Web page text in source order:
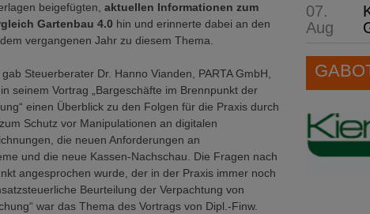
beigefügten, aktuellen Informationen zum
Gartenbau 4.0 hin und erinnerte dabei an den
vergangenen Jahr zu diesem Thema.
Steuerberater Dr. Hanno Vianden, PARTA GmbH,
seinem Vortrag „Bargeschäfte im Brennpunkt der
einen Überblick zu den Folgen für die Praxis durch
Schutz vor Manipulationen an digitalen
die neuen Anforderungen an
und die neue Kassen-Nachschau. Die Fragen nach
angesprochen wurde, der in der Praxis immer noch
Beurteilung der Verpachtung von
war das Thema des Vortrags von Dipl.-Finw.
07.
Aug